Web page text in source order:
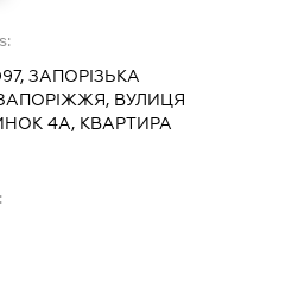
ЗАПОРІЗЬКА
ВУЛИЦЯ
4А, КВАРТИРА